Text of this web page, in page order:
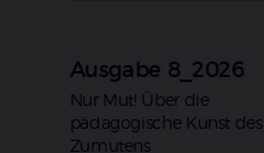
Ausgabe 8_2026
:
Nur Mut! Über die
pädagogische Kunst des
Zumutens